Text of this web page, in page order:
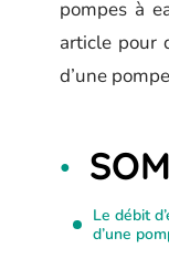
pompes à
article pour
d’une
Le débit
d’une